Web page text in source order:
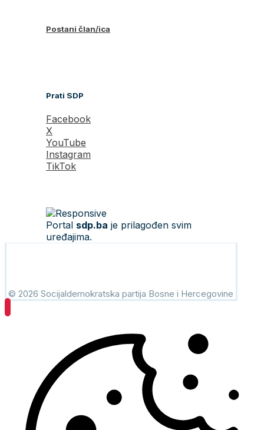
Postani član/ica
Prati SDP
Facebook
X
YouTube
Instagram
TikTok
Portal sdp.ba je prilagođen svim
uređajima.
© 2026 Socijaldemokratska partija Bosne i Hercegovine